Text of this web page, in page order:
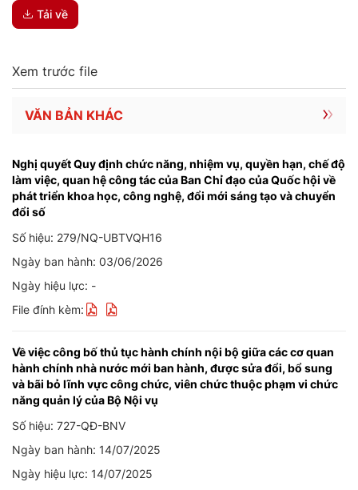
Tải về
Xem trước file
VĂN BẢN KHÁC
Nghị quyết Quy định chức năng, nhiệm vụ, quyền hạn, chế độ
làm việc, quan hệ công tác của Ban Chỉ đạo của Quốc hội về
phát triển khoa học, công nghệ, đổi mới sáng tạo và chuyển
đổi số
Số hiệu: 279/NQ-UBTVQH16
Ngày ban hành: 03/06/2026
Ngày hiệu lực: -
File đính kèm:
Về việc công bố thủ tục hành chính nội bộ giữa các cơ quan
hành chính nhà nước mới ban hành, được sửa đổi, bổ sung
và bãi bỏ lĩnh vực công chức, viên chức thuộc phạm vi chức
năng quản lý của Bộ Nội vụ
Số hiệu: 727-QĐ-BNV
Ngày ban hành: 14/07/2025
Ngày hiệu lực: 14/07/2025